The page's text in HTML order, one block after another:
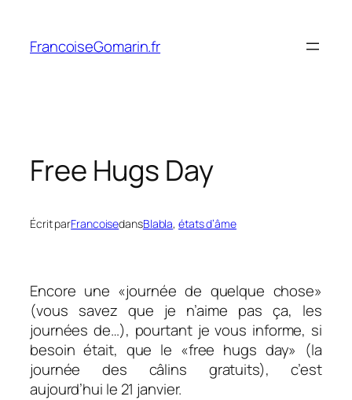
contenu
FrancoiseGomarin.fr
Free Hugs Day
Écrit parFrancoisedansBlabla, états d’âme
Encore une «journée de quelque chose»
(vous savez que je n’aime pas ça, les
journées de…), pourtant je vous informe, si
besoin était, que le «free hugs day» (la
journée des câlins gratuits), c’est
aujourd’hui le 21 janvier.